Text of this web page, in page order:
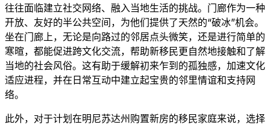
往往面临建立社交网络、融入当地生活的挑战。门廊作为一种
开放、友好的半公共空间，为他们提供了天然的“破冰”机会。
坐在门廊上，无论是向路过的邻居点头微笑，还是进行简单的
寒暄，都能促进跨文化交流，帮助新移民更自然地接触和了解
当地的社会风俗。这有助于缓解初来乍到的孤独感，加速文化
适应进程，并在日常互动中建立起宝贵的邻里情谊和支持网
络。
此外，对于计划在明尼苏达州购置新房的移民家庭来说，选择